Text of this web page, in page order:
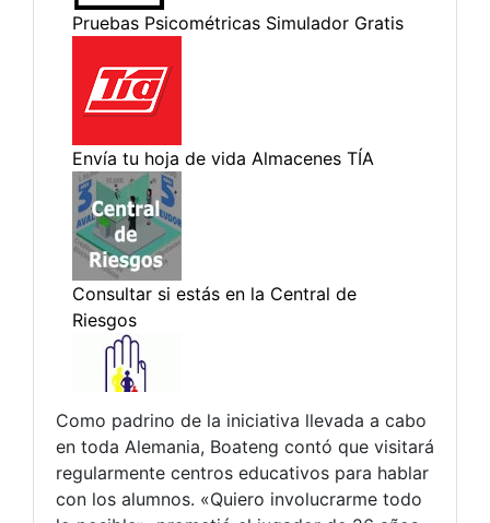
Como padrino de la iniciativa llevada a cabo
en toda Alemania, Boateng contó que visitará
regularmente centros educativos para hablar
con los alumnos. «Quiero involucrarme todo